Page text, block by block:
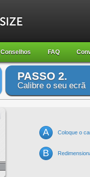
Conselhos FAQ
PASSO 2.
Calibre o seu ecrã
A Coloque o
B